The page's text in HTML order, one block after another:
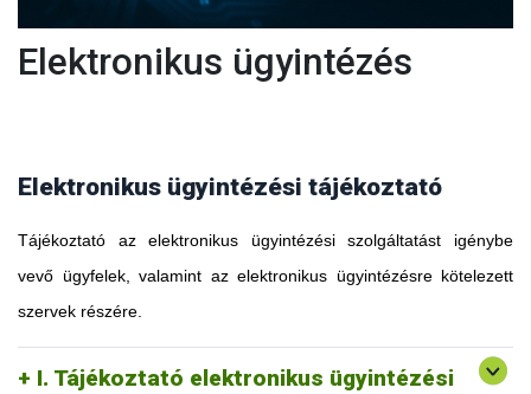
Elektronikus ügyintézés
Elektronikus ügyintézési tájékoztató
Tájékoztató az elektronikus ügyintézési szolgáltatást igénybe
vevő ügyfelek, valamint az elektronikus ügyintézésre kötelezett
szervek részére.
I. Tájékoztató elektronikus ügyintézési